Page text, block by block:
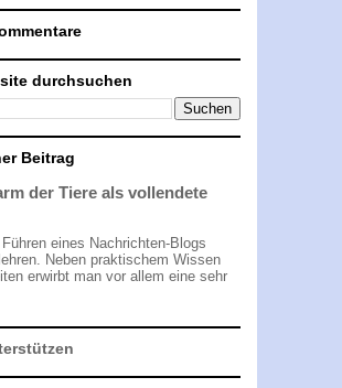
durchsuchen
Beitrag
der Tiere als vollendete
eines Nachrichten-Blogs
Neben praktischem Wissen
erwirbt man vor allem eine sehr